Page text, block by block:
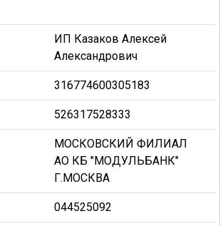
ИП Казаков Алексей
Александрович
316774600305183
526317528333
МОСКОВСКИЙ ФИЛИАЛ
АО КБ "МОДУЛЬБАНК"
Г.МОСКВА
044525092